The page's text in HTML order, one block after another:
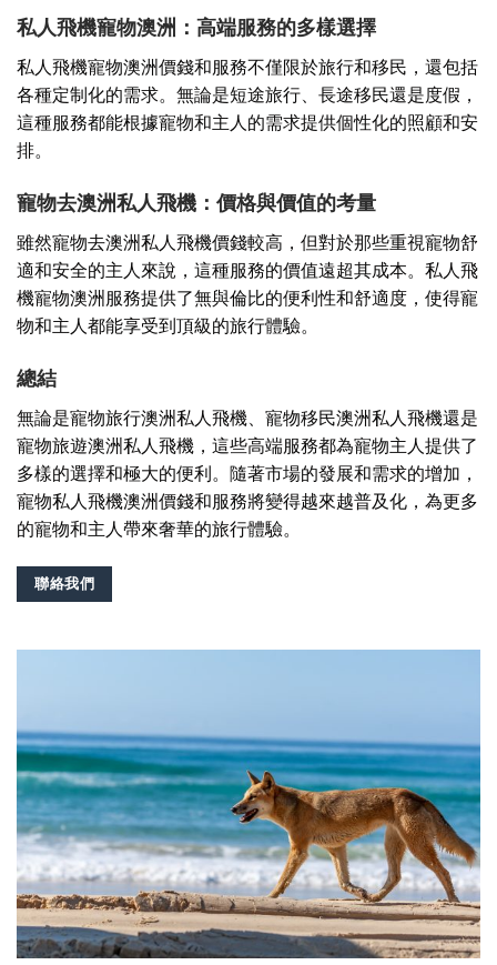
私人飛機寵物澳洲：高端服務的多樣選擇
私人飛機寵物澳洲價錢和服務不僅限於旅行和移民，還包括
各種定制化的需求。無論是短途旅行、長途移民還是度假，
這種服務都能根據寵物和主人的需求提供個性化的照顧和安
排。
寵物去澳洲私人飛機：價格與價值的考量
雖然寵物去澳洲私人飛機價錢較高，但對於那些重視寵物舒
適和安全的主人來說，這種服務的價值遠超其成本。私人飛
機寵物澳洲服務提供了無與倫比的便利性和舒適度，使得寵
物和主人都能享受到頂級的旅行體驗。
總結
無論是寵物旅行澳洲私人飛機、寵物移民澳洲私人飛機還是
寵物旅遊澳洲私人飛機，這些高端服務都為寵物主人提供了
多樣的選擇和極大的便利。隨著市場的發展和需求的增加，
寵物私人飛機澳洲價錢和服務將變得越來越普及化，為更多
的寵物和主人帶來奢華的旅行體驗。
聯絡我們